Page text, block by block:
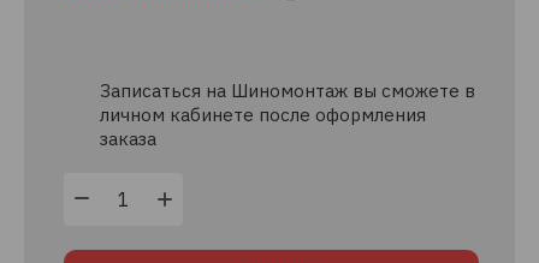
Записаться на Шиномонтаж вы сможете в
личном кабинете после оформления
заказа